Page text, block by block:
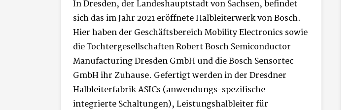
In Dresden, der Landeshauptstadt von Sachsen, befindet
sich das im Jahr 2021 eröffnete Halbleiterwerk von Bosch.
Hier haben der Geschäftsbereich Mobility Electronics sowie
die Tochtergesellschaften Robert Bosch Semiconductor
Manufacturing Dresden GmbH und die Bosch Sensortec
GmbH ihr Zuhause. Gefertigt werden in der Dresdner
Halbleiterfabrik ASICs (anwendungs-spezifische
integrierte Schaltungen), Leistungshalbleiter für